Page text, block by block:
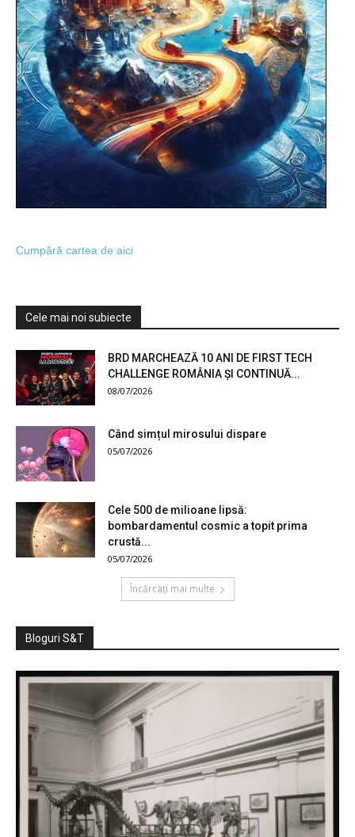
Cumpără cartea de aici
Cele mai noi subiecte
BRD MARCHEAZĂ 10 ANI DE FIRST TECH
CHALLENGE ROMÂNIA ȘI CONTINUĂ...
08/07/2026
Când simțul mirosului dispare
05/07/2026
Cele 500 de milioane lipsă:
bombardamentul cosmic a topit prima
crustă...
05/07/2026
Încărcați mai multe
Bloguri S&T